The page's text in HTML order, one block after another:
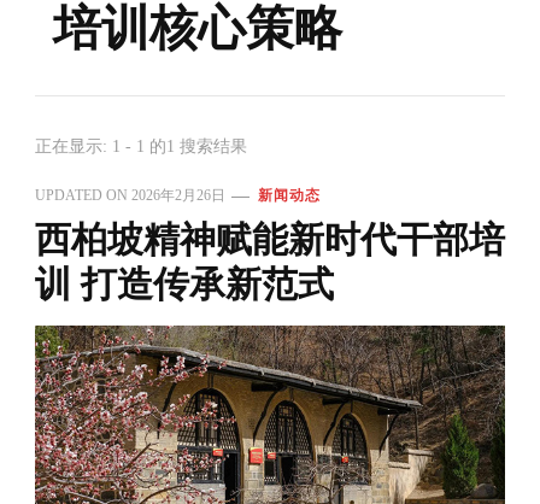
培训核心策略
正在显示: 1 - 1 的1 搜索结果
UPDATED ON 2026年2月26日 新闻动态
西柏坡精神赋能新时代干部培
训 打造传承新范式